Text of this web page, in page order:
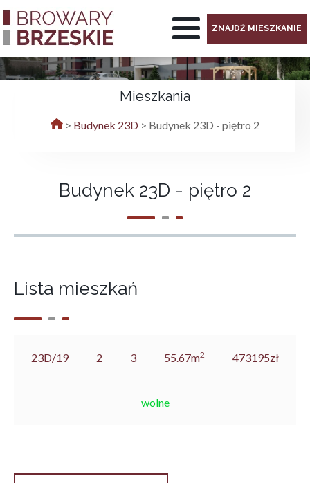
ZNAJDŹ MIESZKANIE
Mieszkania
> Budynek 23D> Budynek 23D - piętro 2
Budynek 23D - piętro 2
Lista mieszkań
23D/19 2 3 55.67m2 473195zł
wolne